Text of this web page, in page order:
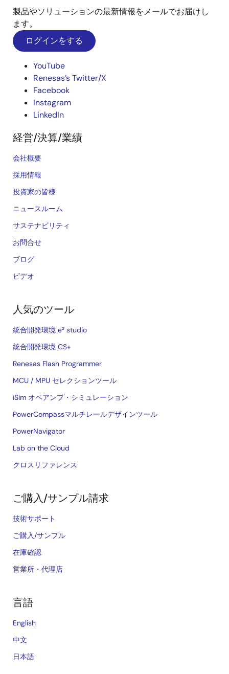
製品やソリューションの最新情報をメールでお届けし
ます。
ログインをする
YouTube
Renesas’s Twitter/X
Facebook
Instagram
LinkedIn
経営/決算/業績
会社概要
採用情報
投資家の皆様
ニュースルーム
サステナビリティ
お問合せ
ブログ
ビデオ
人気のツール
統合開発環境 e² studio
統合開発環境 CS+
Renesas Flash Programmer
MCU / MPU セレクションツール
iSim オペアンプ・シミュレーション
PowerCompassマルチレールデザインツール
PowerNavigator
Lab on the Cloud
クロスリファレンス
ご購入/サンプル請求
技術サポート
ご購入/サンプル
在庫確認
営業所・代理店
言語
English
中文
日本語